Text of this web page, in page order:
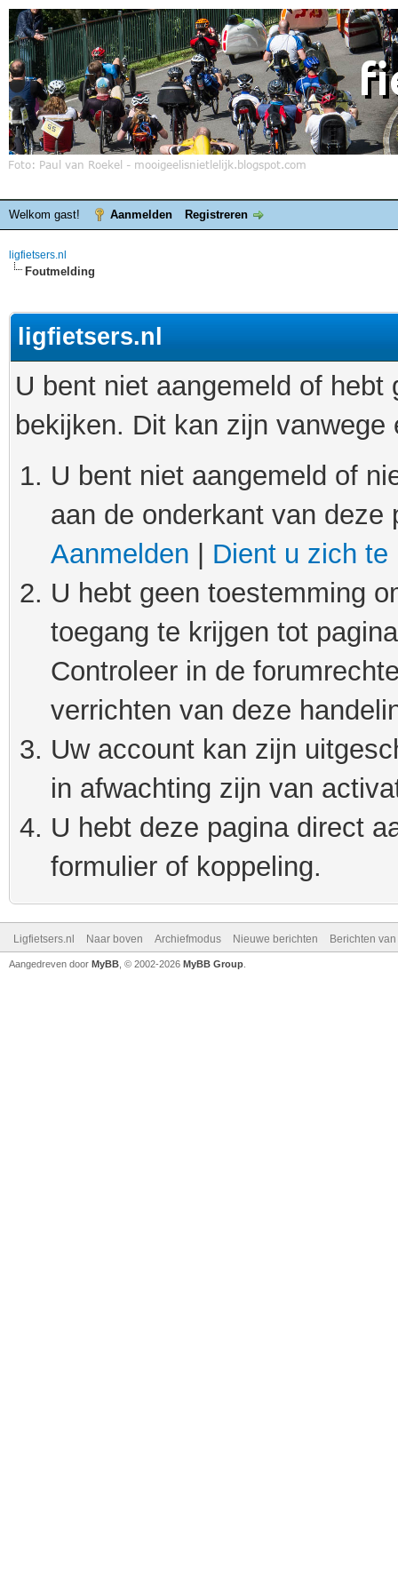
Welkom gast! Aanmelden Registreren
ligfietsers.nl
Foutmelding
ligfietsers.nl
U bent niet aangemeld of
bekijken. Dit kan zijn
U bent niet aangemeld of
aan de onderkant van
Aanmelden
Dient u zich te
U hebt geen toestemming
toegang te krijgen tot
Controleer in de
verrichten van deze
Uw account kan zijn
in afwachting zijn van
U hebt deze pagina direct
formulier of koppeling.
Ligfietsers.nl Naar boven Archiefmodus Nieuwe berichten Berichten
Aangedreven door MyBB , © 2002-2026 MyBB Group